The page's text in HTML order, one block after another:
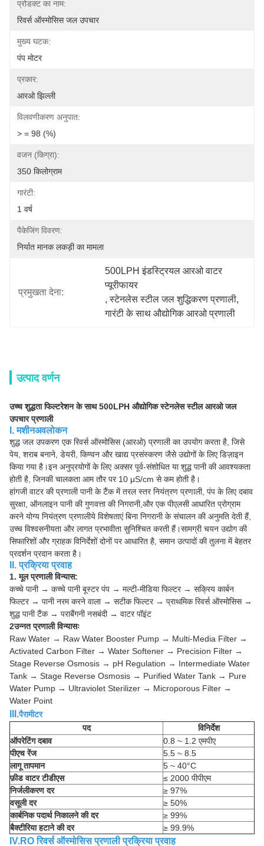
प्रोडक्ट का नाम:
रिवर्स ऑस्मोसिस जल उपचार
मुख्य घटक:
पंप मोटर
प्रकार:
आरओ झिल्ली
विलवणीकरण अनुपात:
> = 98 (%)
वजन (किग्रा):
350 किलोग्राम
गारंटी:
1 वर्ष
पैकेजिंग विवरण:
निर्यात मानक लकड़ी का मामला
प्रमुखता देना:
500LPH इंडस्ट्रियल आरओ वाटर
प्यूरीफायर
, स्टेनलेस स्टील जल शुद्धिकरण प्रणाली,
गारंटी के साथ औद्योगिक आरओ प्रणाली
उत्पाद वर्णन
उच्च शुद्धता फिल्टरेशन के साथ 500LPH औद्योगिक स्टेनलेस स्टील आरओ जल
उपचार प्रणाली
I. मशीनअवलोकन
शुद्ध जल उपकरण एक रिवर्स ऑस्मोसिस (आरओ) प्रणाली का उपयोग करता है, जिसे
पेय, शराब बनाने, डेयरी, किण्वन और खाद्य प्रसंस्करण जैसे उद्योगों के लिए डिज़ाइन
किया गया है।इन अनुप्रयोगों के लिए अक्सर पूर्व-संशोधित या शुद्ध पानी की आवश्यकता
होती है, जिनकी चालकता आम तौर पर 10 μS/cm से कम होती है।
हांगजी वाटर की प्रणाली पानी के टैंक में तरल स्तर नियंत्रण प्रणाली, पंप के लिए दबाव
सुरक्षा, ऑनलाइन पानी की गुणवत्ता की निगरानी,और एक पीएलसी आधारित प्रोग्राम
करने योग्य नियंत्रण प्रणालीये विशेषताएं बिना निगरानी के संचालन की अनुमति देती हैं,
उच्च विश्वसनीयता और लागत प्रभावीता सुनिश्चित करती हैं।सामग्री चयन उद्योग की
सिफारिशों और ग्राहक विनिर्देशों दोनों पर आधारित है, समान उत्पादों की तुलना में बेहतर
प्रदर्शन प्रदान करता है।
II. प्रक्रिया प्रवाह
1. मूल प्रणाली विन्यास:
कच्चे पानी → कच्चे पानी बूस्टर पंप → मल्टी-मीडिया फिल्टर → सक्रिय कार्बन
फिल्टर → पानी नरम करने वाला → सटीक फिल्टर → प्राथमिक रिवर्स ऑस्मोसिस →
शुद्ध पानी टैंक → पराबैंगनी नसबंदी → वाटर पॉइंट
2उन्नत प्रणाली विन्यासः
Raw Water → Raw Water Booster Pump → Multi-Media Filter →
Activated Carbon Filter → Water Softener → Precision Filter →
Stage Reverse Osmosis → pH Regulation → Intermediate Water
Tank → Stage Reverse Osmosis → Purified Water Tank → Pure
Water Pump → Ultraviolet Sterilizer → Microporous Filter →
Water Point
III.पैरामीटर
पद
विनिर्देश
ऑपरेटिंग दबाव
0.8 ~ 1.2 एमपीए
पीएच रेंज
5.5 ~ 8.5
लागू तापमान
5 ~ 40°C
फ़ीड वाटर टीडीएस
≤ 2000 पीपीएम
निर्जलीकरण दर
≥ 97%
वसूली दर
≥ 50%
कार्बनिक पदार्थ निकालने की दर
≥ 99%
बैक्टीरिया हटाने की दर
≥ 99.9%
IV.RO रिवर्स ऑस्मोसिस प्रणाली प्रक्रिया प्रवाह